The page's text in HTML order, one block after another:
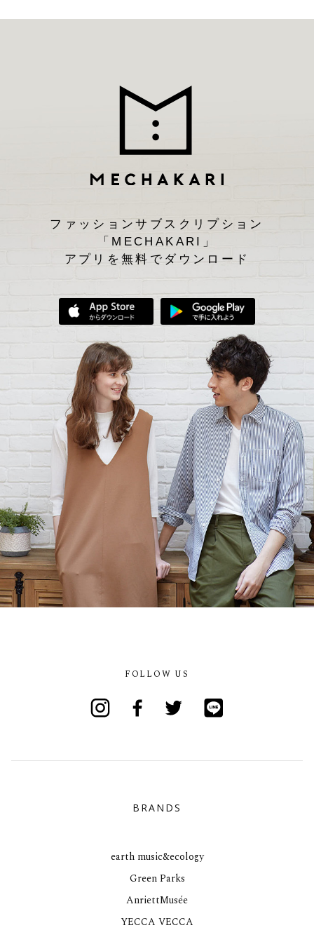
ファッションサブスクリプション
「MECHAKARI」
アプリを無料でダウンロード
App Storeからダウンロード
FOLLOW US
BRANDS
earth music&ecology
Green Parks
AnriettMusée
YECCA VECCA